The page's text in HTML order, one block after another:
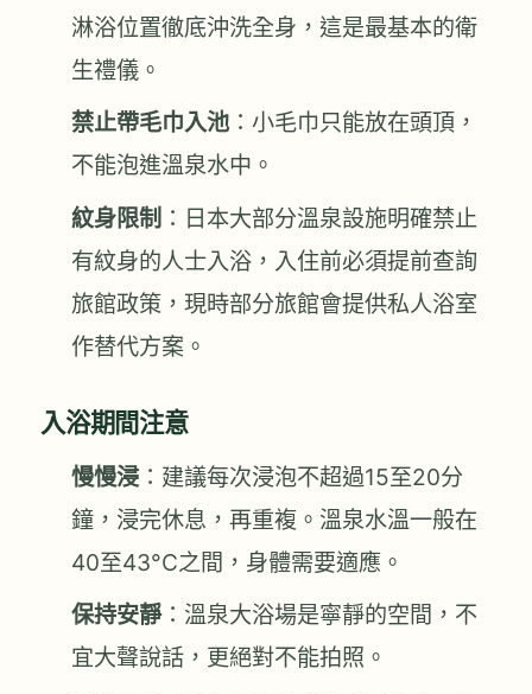
淋浴位置徹底沖洗全身，這是最基本的衛
生禮儀。
禁止帶毛巾入池：小毛巾只能放在頭頂，
不能泡進溫泉水中。
紋身限制 ：日本大部分溫泉設施明確禁止
有紋身的人士入浴，入住前必須提前查詢
旅館政策，現時部分旅館會提供私人浴室
作替代方案。
入浴期間注意
慢慢浸：建議每次浸泡不超過15至20分
鐘，浸完休息，再重複。溫泉水溫一般在
40至43°C之間，身體需要適應。
保持安靜：溫泉大浴場是寧靜的空間，不
宜大聲說話，更絕對不能拍照。